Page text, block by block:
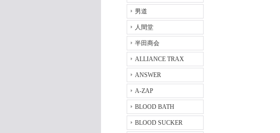
男道
人間堂
半田商会
ALLIANCE TRAX
ANSWER
A-ZAP
BLOOD BATH
BLOOD SUCKER